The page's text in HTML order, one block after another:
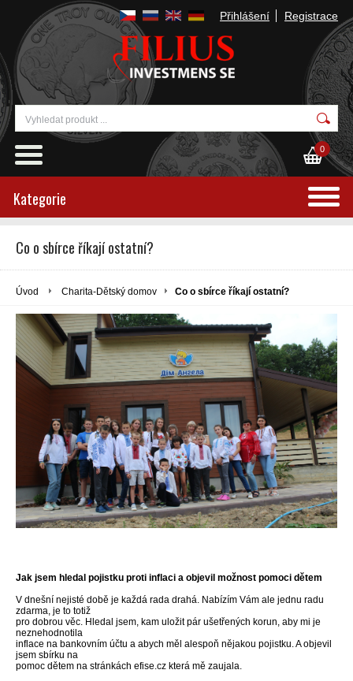
Přihlášení Registrace
0
Kategorie
Co o sbírce říkají ostatní?
Úvod Charita-Dětský domov Co o sbírce říkají ostatní?
Jak jsem hledal pojistku proti inflaci a objevil možnost pomoci dětem
V dnešní nejisté době je každá rada drahá. Nabízím Vám ale jednu radu
zdarma, je to totiž
pro dobrou věc. Hledal jsem, kam uložit pár ušetřených korun, aby mi je
neznehodnotila
inflace na bankovním účtu a abych měl alespoň nějakou pojistku. A objevil
jsem sbírku na
pomoc dětem na stránkách efise.cz která mě zaujala.